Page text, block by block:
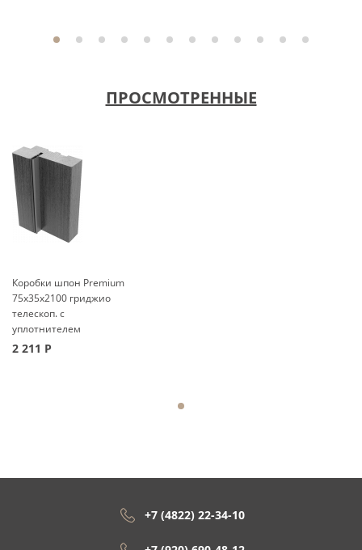
ПРОСМОТРЕННЫЕ
Коробки шпон Premium
75x35x2100 гриджио
телескоп. с
уплотнителем
2 211 Р
+7 (4822) 22-34-10